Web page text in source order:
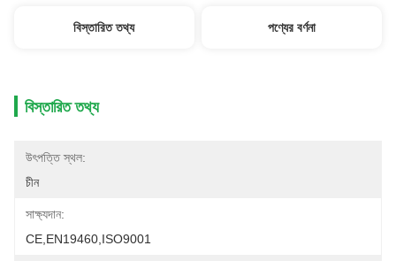
বিস্তারিত তথ্য পণ্যের বর্ণনা
বিস্তারিত তথ্য
উৎপত্তি স্থল:
চীন
সাক্ষ্যদান:
CE,EN19460,ISO9001